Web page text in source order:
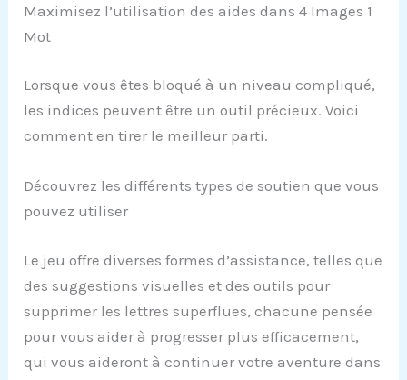
Maximisez l’utilisation des aides dans 4 Images 1
Mot
Lorsque vous êtes bloqué à un niveau compliqué,
les indices peuvent être un outil précieux. Voici
comment en tirer le meilleur parti.
Découvrez les différents types de soutien que vous
pouvez utiliser
Le jeu offre diverses formes d’assistance, telles que
des suggestions visuelles et des outils pour
supprimer les lettres superflues, chacune pensée
pour vous aider à progresser plus efficacement,
qui vous aideront à continuer votre aventure dans